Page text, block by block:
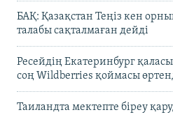
БАҚ: Қазақстан Теңіз кен
талабы сақталмаған дейді
Ресейдің Екатеринбург
соң Wildberries қоймасы
Таиландта мектепте біреу